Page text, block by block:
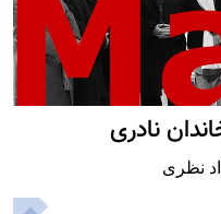
نادری
نظری